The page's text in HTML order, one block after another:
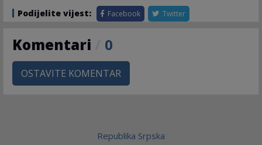
Podijelite vijest: Facebook Twitter
Komentari 0
OSTAVITE KOMENTAR
Republika Srpska